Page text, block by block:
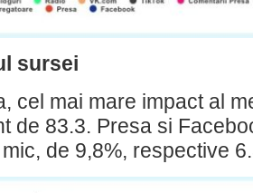
sursei
cel mai mare impact al
de 83.3. Presa si
de 9,8%, respective